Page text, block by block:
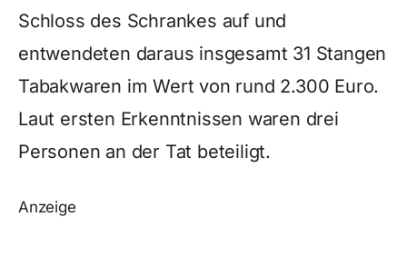
Schloss des Schrankes auf und
entwendeten daraus insgesamt 31 Stangen
Tabakwaren im Wert von rund 2.300 Euro.
Laut ersten Erkenntnissen waren drei
Personen an der Tat beteiligt.
Anzeige